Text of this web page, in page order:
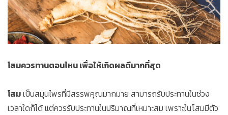
โสมควรทานตอนไหน เพื่อให้เกิดผลดีมากที่สุด
โสมเป็นสมุนไพรที่มีสรรพคุณมากมาย สามารถรับประทานในช่วง
เวลาใดก็ได้ แต่ควรรับประทานในปริมาณที่เหมาะสม เพราะในโสมมีตัว